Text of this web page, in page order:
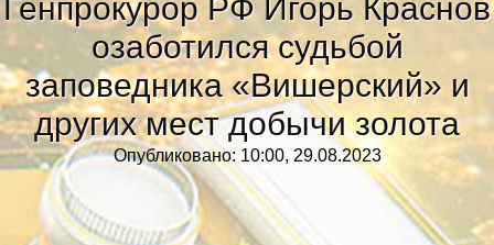
Генпрокурор РФ Игорь Краснов
озаботился судьбой
заповедника «Вишерский» и
других мест добычи золота
Опубликовано: 10:00, 29.08.2023
Тренды новостей »
Рубрики»
Правила»
Контакт»